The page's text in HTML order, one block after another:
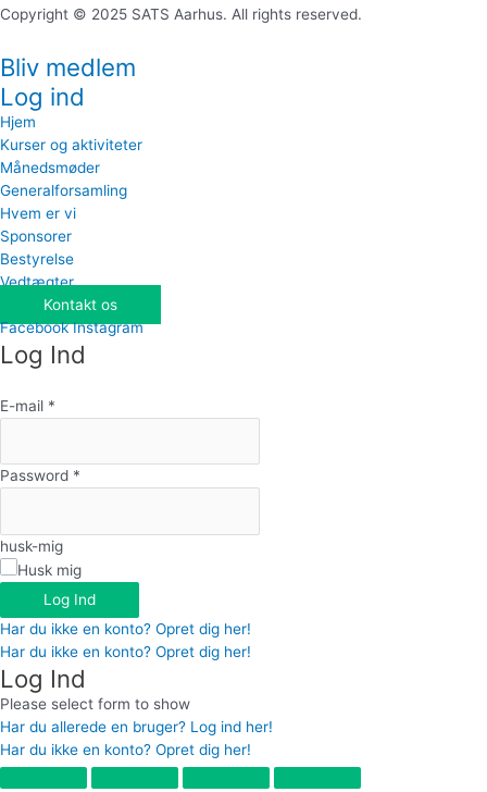
Copyright © 2025 SATS Aarhus. All rights reserved.
Bliv medlem
Log ind
Hjem
Kurser og aktiviteter
Månedsmøder
Generalforsamling
Hvem er vi
Sponsorer
Bestyrelse
Vedtægter
Kontakt os
Facebook Instagram
Log Ind
E-mail *
Password *
husk-mig
Husk mig
Log Ind
Har du ikke en konto? Opret dig her!
Har du ikke en konto? Opret dig her!
Log Ind
Please select form to show
Har du allerede en bruger? Log ind her!
Har du ikke en konto? Opret dig her!